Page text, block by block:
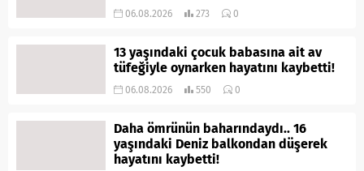
06.08.2026 273 0
13 yaşındaki çocuk babasına ait av
tüfeğiyle oynarken hayatını kaybetti!
06.08.2026 550 0
Daha ömrünün baharındaydı.. 16
yaşındaki Deniz balkondan düşerek
hayatını kaybetti!